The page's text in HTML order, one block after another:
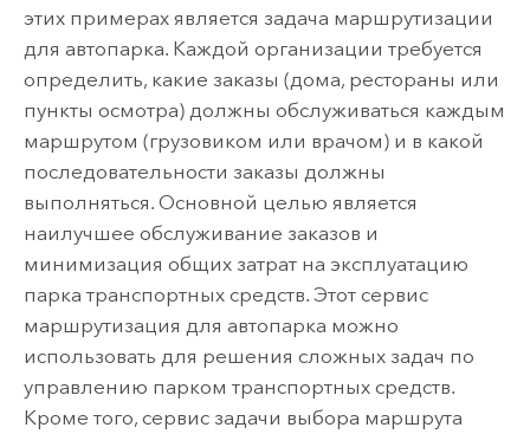
этих примерах является задача маршрутизации
для автопарка. Каждой организации требуется
определить, какие заказы (дома, рестораны или
пункты осмотра) должны обслуживаться каждым
маршрутом (грузовиком или врачом) и в какой
последовательности заказы должны
выполняться. Основной целью является
наилучшее обслуживание заказов и
минимизация общих затрат на эксплуатацию
парка транспортных средств. Этот сервис
маршрутизация для автопарка можно
использовать для решения сложных задач по
управлению парком транспортных средств.
Кроме того, сервис задачи выбора маршрута